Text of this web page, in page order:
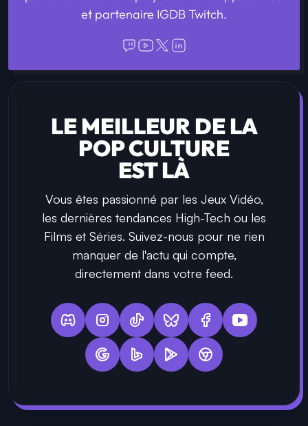
et partenaire IGDB Twitch.
LE MEILLEUR DE LA
POP CULTURE
EST LÀ
Vous êtes passionné par les Jeux Vidéo,
les dernières tendances High-Tech ou les
Films et Séries. Suivez-nous pour ne rien
manquer de l'actu qui compte,
directement dans votre feed.